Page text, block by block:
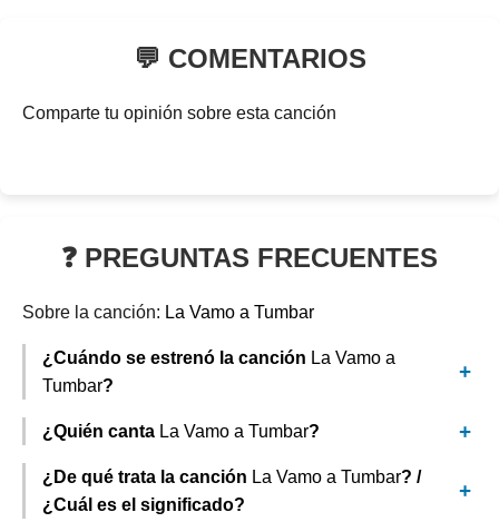
💬 COMENTARIOS
Comparte tu opinión sobre esta canción
❓ PREGUNTAS FRECUENTES
Sobre la canción: La Vamo a Tumbar
¿Cuándo se estrenó la canción La Vamo a
Tumbar?
¿Quién canta La Vamo a Tumbar?
¿De qué trata la canción La Vamo a Tumbar? /
¿Cuál es el significado?